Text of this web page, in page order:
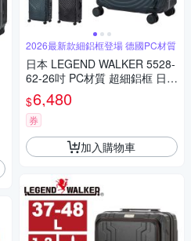
2026最新款細鋁框登場 德國PC材質
日本 LEGEND WALKER 5528-
62-26吋 PC材質 超細鋁框 日乃
本輪 行李箱
$6,480
券
加入購物車